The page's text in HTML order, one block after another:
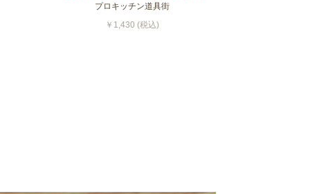
プロキッチン道具街
￥1,430 (税込)